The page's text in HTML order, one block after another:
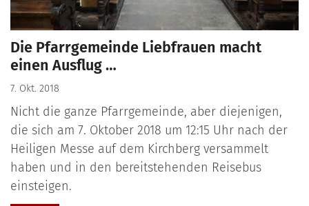
Die Pfarrgemeinde Liebfrauen macht
einen Ausflug …
7. Okt. 2018
Nicht die ganze Pfarrgemeinde, aber diejenigen,
die sich am 7. Oktober 2018 um 12:15 Uhr nach der
Heiligen Messe auf dem Kirchberg versammelt
haben und in den bereitstehenden Reisebus
einsteigen.